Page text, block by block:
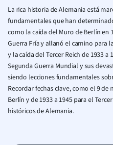
La rica historia de Alemania está
fundamentales que han
como la caída del Muro de Berlín en
Guerra Fría y allanó el camino para
y la caída del Tercer Reich de 1933 a
Segunda Guerra Mundial y sus
siendo lecciones fundamentales
Recordar fechas clave, como el 9
Berlín y de 1933 a 1945 para el
históricos de Alemania.